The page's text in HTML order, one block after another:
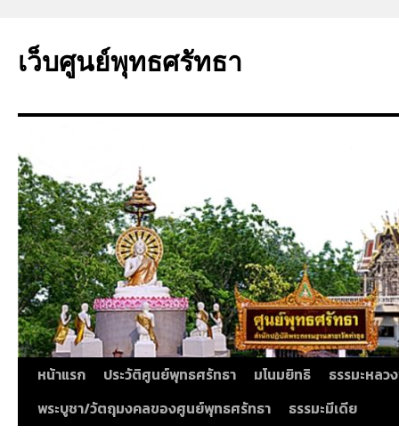
ยัง
เว็บศูนย์พุทธศรัทธา
หน้าแรก ประวัติศูนย์พุทธศรัทธา มโนมยิทธิ
ธรรมะหลว
พระบูชา/วัตถุมงคลของศูนย์พุทธศรัทธา
ธรรมะมีเดีย